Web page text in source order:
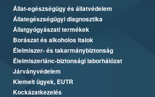
Állat-egészségügy és állatvédelem
Állategészségügyi diagnosztika
Állatgyógyászati termékek
Borászat és alkoholos italok
Élelmiszer- és takarmánybiztonság
Élelmiszerlánc-biztonsági laborhálózat
Járványvédelem
Kiemelt ügyek, EUTR
Kockázatkezelés